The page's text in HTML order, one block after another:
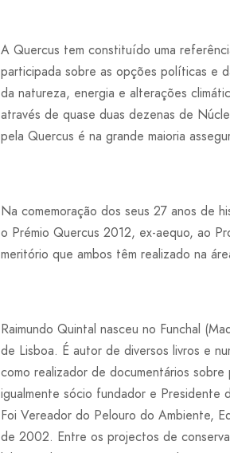
A Quercus tem constituído uma
participada sobre as opções políticas e
da natureza, energia e alterações
através de quase duas dezenas de
pela Quercus é na grande maioria
Na comemoração dos seus 27 anos de
o Prémio Quercus 2012, ex-aequo, ao
meritório que ambos têm realizado na
Raimundo Quintal nasceu no Funchal
de Lisboa. É autor de diversos livros e
como realizador de documentários
igualmente sócio fundador e Presidente
Foi Vereador do Pelouro do Ambiente,
de 2002. Entre os projectos de